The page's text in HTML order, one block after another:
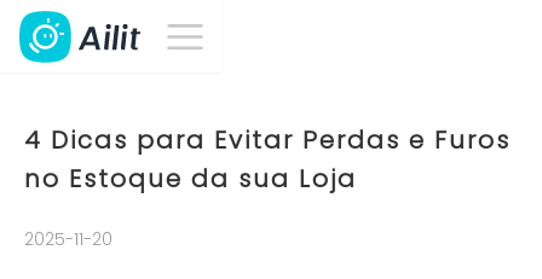
4 Dicas para Evitar Perdas e Furos
no Estoque da sua Loja
2025-11-20